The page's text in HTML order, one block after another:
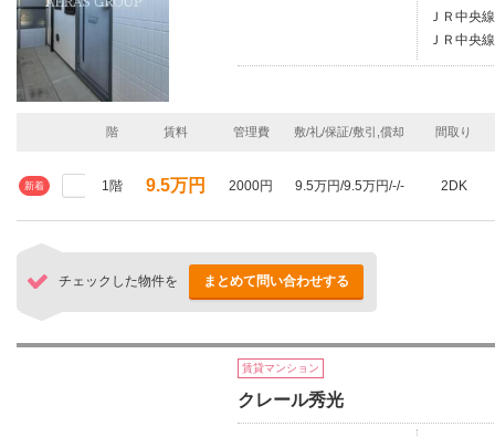
ＪＲ中央
ＪＲ中央
階 賃料 管理費 敷/礼/保証/敷引,償却 間取り
新着 1階 9.5万円 2000円 9.5万円/9.5万円/-/- 2DK
チェックした物件を まとめて問い合わせする
賃貸マンション
クレール秀光